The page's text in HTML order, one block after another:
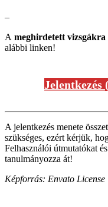
–
A meghirdetett vizsgákra
alábbi linken!
A jelentkezés menete
szükséges, ezért kérjük,
Felhasználói útmutatókat
tanulmányozza át!
Képforrás: Envato License